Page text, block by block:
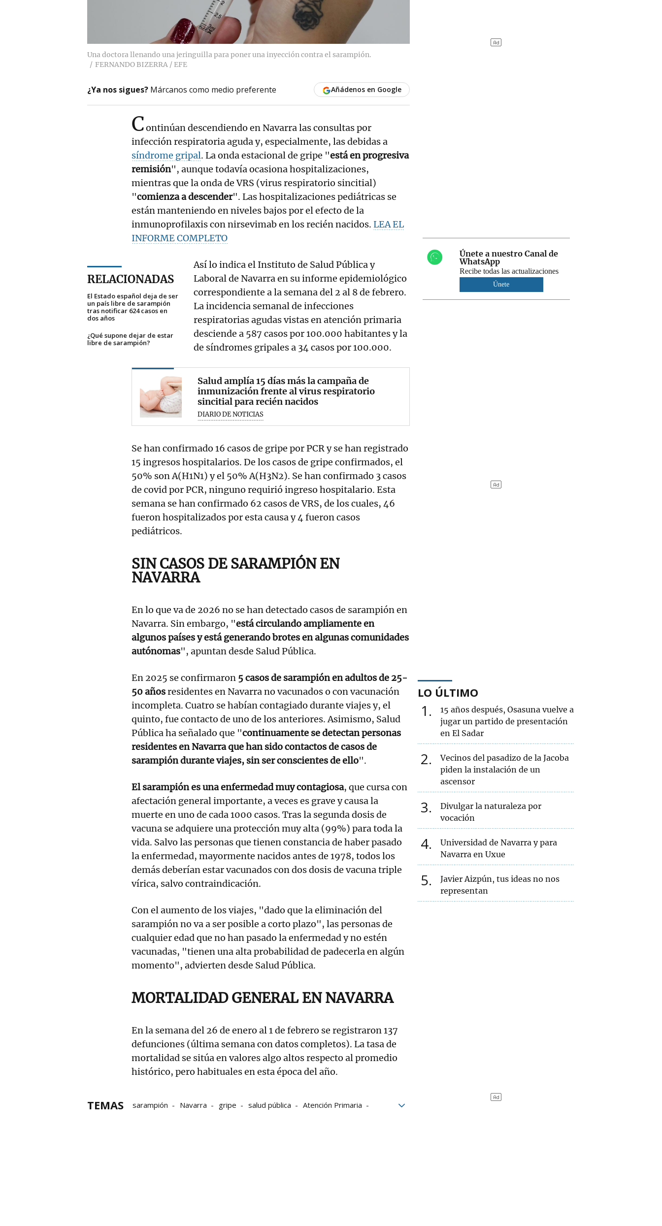
Una doctora llenando una jeringuilla para poner una inyección contra el sarampión.
FERNANDO BIZERRA / EFE
¿Ya nos sigues? Márcanos como medio preferente Añádenos en Google
Continúan descendiendo en Navarra las consultas por
infección respiratoria aguda y, especialmente, las debidas a
síndrome gripal. La onda estacional de gripe "está en progresiva
remisión", aunque todavía ocasiona hospitalizaciones,
mientras que la onda de VRS (virus respiratorio sincitial)
"comienza a descender". Las hospitalizaciones pediátricas se
están manteniendo en niveles bajos por el efecto de la
inmunoprofilaxis con nirsevimab en los recién nacidos. LEA EL
INFORME COMPLETO
RELACIONADAS
El Estado español deja de ser
un país libre de sarampión
tras notificar 624 casos en
dos años
¿Qué supone dejar de estar
libre de sarampión?
Así lo indica el Instituto de Salud Pública y
Laboral de Navarra en su informe epidemiológico
correspondiente a la semana del 2 al 8 de febrero.
La incidencia semanal de infecciones
respiratorias agudas vistas en atención primaria
desciende a 587 casos por 100.000 habitantes y la
de síndromes gripales a 34 casos por 100.000.
Salud amplía 15 días más la campaña de
inmunización frente al virus respiratorio
sincitial para recién nacidos
DIARIO DE NOTICIAS
Se han confirmado 16 casos de gripe por PCR y se han registrado
15 ingresos hospitalarios. De los casos de gripe confirmados, el
50% son A(H1N1) y el 50% A(H3N2). Se han confirmado 3 casos
de covid por PCR, ninguno requirió ingreso hospitalario. Esta
semana se han confirmado 62 casos de VRS, de los cuales, 46
fueron hospitalizados por esta causa y 4 fueron casos
pediátricos.
SIN CASOS DE SARAMPIÓN EN
NAVARRA
En lo que va de 2026 no se han detectado casos de sarampión en
Navarra. Sin embargo, "está circulando ampliamente en
algunos países y está generando brotes en algunas comunidades
autónomas", apuntan desde Salud Pública.
En 2025 se confirmaron 5 casos de sarampión en adultos de 25-
50 añosresidentes en Navarra no vacunados o con vacunación
incompleta. Cuatro se habían contagiado durante viajes y, el
quinto, fue contacto de uno de los anteriores. Asimismo, Salud
Pública ha señalado que "continuamente se detectan personas
residentes en Navarra que han sido contactos de casos de
sarampión durante viajes, sin ser conscientes de ello".
El sarampión es una enfermedad muy contagiosa, que cursa con
afectación general importante, a veces es grave y causa la
muerte en uno de cada 1000 casos. Tras la segunda dosis de
vacuna se adquiere una protección muy alta (99%) para toda la
vida. Salvo las personas que tienen constancia de haber pasado
la enfermedad, mayormente nacidos antes de 1978, todos los
demás deberían estar vacunados con dos dosis de vacuna triple
vírica, salvo contraindicación.
Con el aumento de los viajes, "dado que la eliminación del
sarampión no va a ser posible a corto plazo", las personas de
cualquier edad que no han pasado la enfermedad y no estén
vacunadas, "tienen una alta probabilidad de padecerla en algún
momento", advierten desde Salud Pública.
MORTALIDAD GENERAL EN NAVARRA
En la semana del 26 de enero al 1 de febrero se registraron 137
defunciones (última semana con datos completos). La tasa de
mortalidad se sitúa en valores algo altos respecto al promedio
histórico, pero habituales en esta época del año.
TEMAS sarampión Navarra gripe salud pública
Atención Primaria
Únete a nuestro Canal de
WhatsApp
Recibe todas las actualizaciones
Únete
LO ÚLTIMO
1
15 años después, Osasuna vuelve a
jugar un partido de presentación
en El Sadar
2
Vecinos del pasadizo de la Jacoba
piden la instalación de un
ascensor
3
Divulgar la naturaleza por
vocación
4
Universidad de Navarra y para
Navarra en Uxue
5
Javier Aizpún, tus ideas no nos
representan